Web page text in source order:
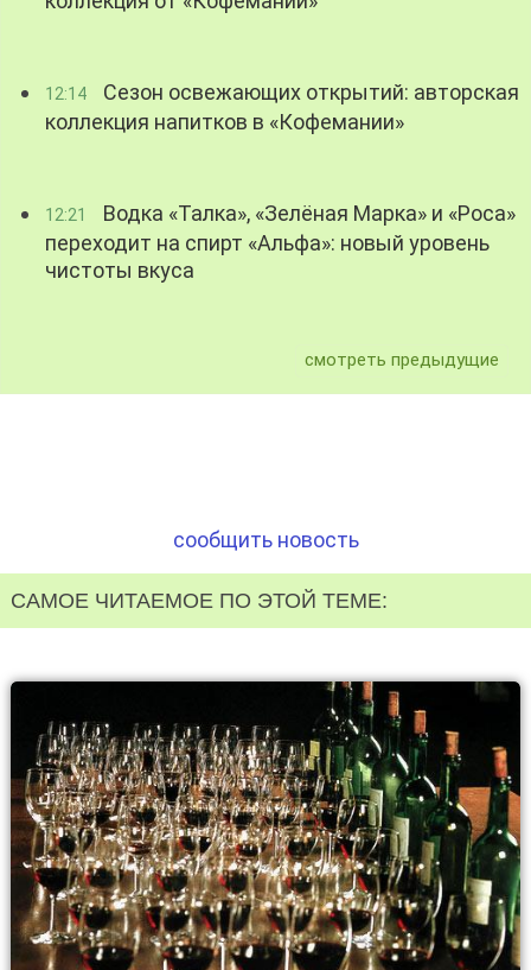
12:14
Сезон освежающих открытий: авторская
коллекция напитков в «Кофемании»
12:21
Водка «Талка», «Зелёная Марка» и «Роса»
переходит на спирт «Альфа»: новый уровень
чистоты вкуса
смотреть предыдущие
сообщить новость
САМОЕ ЧИТАЕМОЕ ПО ЭТОЙ ТЕМЕ: